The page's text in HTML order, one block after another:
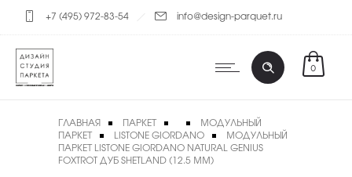
+7 (495) 972-83-54 info@design-parquet.ru
0
ГЛАВНАЯ ПАРКЕТ
МОДУЛЬНЫЙ
ПАРКЕТ
LISTONE GIORDANO
МОДУЛЬНЫЙ
ПАРКЕТ LISTONE GIORDANO NATURAL GENIUS
FOXTROT ДУБ SHETLAND (12.5 ММ)